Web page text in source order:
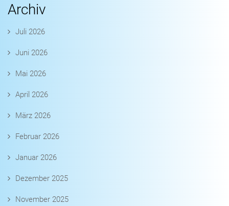
Archiv
Juli 2026
Juni 2026
Mai 2026
April 2026
März 2026
Februar 2026
Januar 2026
Dezember 2025
November 2025